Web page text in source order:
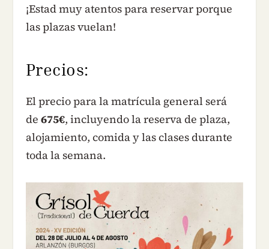
¡Estad muy atentos para reservar porque
las plazas vuelan!
Precios:
El precio para la matrícula general será
de 675€, incluyendo la reserva de plaza,
alojamiento, comida y las clases durante
toda la semana.